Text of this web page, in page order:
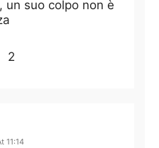
un suo colpo non è
2
11:14